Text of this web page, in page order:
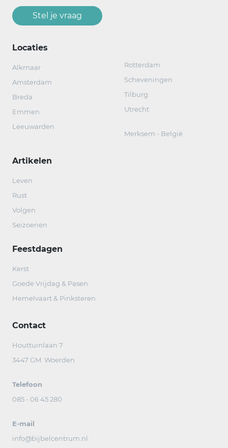
Stel je vraag
Locaties
Alkmaar
Amsterdam
Breda
Emmen
Leeuwarden
Rotterdam
Scheveningen
Tilburg
Utrecht
Merksem - België
Artikelen
Leven
Rust
Volgen
Seizoenen
Feestdagen
Kerst
Goede Vrijdag & Pasen
Hemelvaart & Pinksteren
Contact
Houttuinlaan 7
3447 GM Woerden
Telefoon
085 - 06 45 280
E-mail
info@bijbelcentrum.nl